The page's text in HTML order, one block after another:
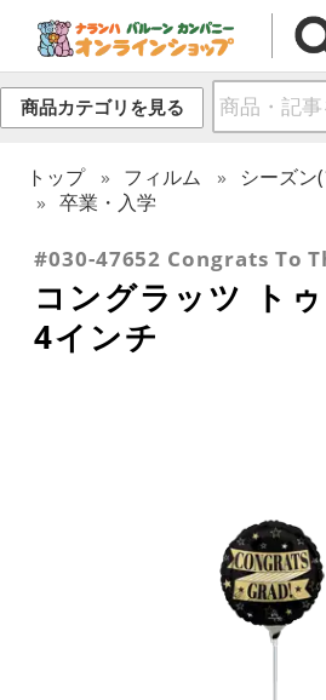
商品カテゴリを見る
トップ フィルム
シーズン
卒業・入学
#030-47652 Congrats To
コングラッツ ト
4インチ